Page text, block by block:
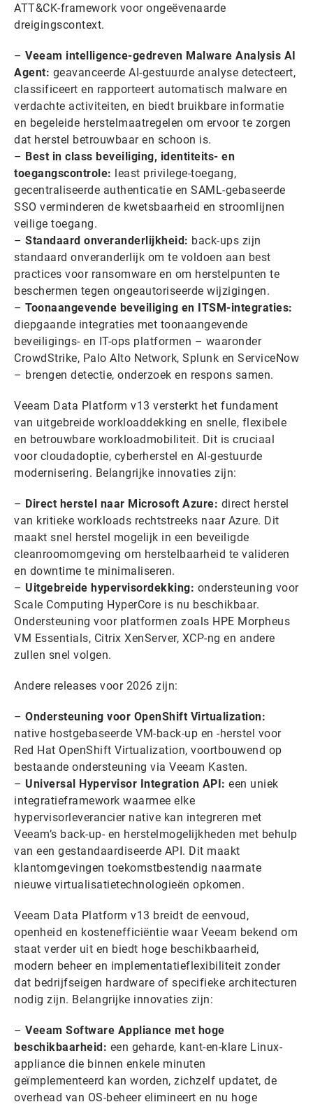
ATT&CK-framework voor ongeëvenaarde
dreigingscontext.
– Veeam intelligence-gedreven Malware Analysis AI
Agent: geavanceerde AI-gestuurde analyse detecteert,
classificeert en rapporteert automatisch malware en
verdachte activiteiten, en biedt bruikbare informatie
en begeleide herstelmaatregelen om ervoor te zorgen
dat herstel betrouwbaar en schoon is.
– Best in class beveiliging, identiteits- en
toegangscontrole: least privilege-toegang,
gecentraliseerde authenticatie en SAML-gebaseerde
SSO verminderen de kwetsbaarheid en stroomlijnen
veilige toegang.
– Standaard onveranderlijkheid: back-ups zijn
standaard onveranderlijk om te voldoen aan best
practices voor ransomware en om herstelpunten te
beschermen tegen ongeautoriseerde wijzigingen.
– Toonaangevende beveiliging en ITSM-integraties:
diepgaande integraties met toonaangevende
beveiligings- en IT-ops platformen – waaronder
CrowdStrike, Palo Alto Network, Splunk en ServiceNow
– brengen detectie, onderzoek en respons samen.
Veeam Data Platform v13 versterkt het fundament
van uitgebreide workloaddekking en snelle, flexibele
en betrouwbare workloadmobiliteit. Dit is cruciaal
voor cloudadoptie, cyberherstel en AI-gestuurde
modernisering. Belangrijke innovaties zijn:
– Direct herstel naar Microsoft Azure: direct herstel
van kritieke workloads rechtstreeks naar Azure. Dit
maakt snel herstel mogelijk in een beveiligde
cleanroomomgeving om herstelbaarheid te valideren
en downtime te minimaliseren.
– Uitgebreide hypervisordekking: ondersteuning voor
Scale Computing HyperCore is nu beschikbaar.
Ondersteuning voor platformen zoals HPE Morpheus
VM Essentials, Citrix XenServer, XCP-ng en andere
zullen snel volgen.
Andere releases voor 2026 zijn:
– Ondersteuning voor OpenShift Virtualization:
native hostgebaseerde VM-back-up en -herstel voor
Red Hat OpenShift Virtualization, voortbouwend op
bestaande ondersteuning via Veeam Kasten.
– Universal Hypervisor Integration API: een uniek
integratieframework waarmee elke
hypervisorleverancier native kan integreren met
Veeam’s back-up- en herstelmogelijkheden met behulp
van een gestandaardiseerde API. Dit maakt
klantomgevingen toekomstbestendig naarmate
nieuwe virtualisatietechnologieën opkomen.
Veeam Data Platform v13 breidt de eenvoud,
openheid en kostenefficiëntie waar Veeam bekend om
staat verder uit en biedt hoge beschikbaarheid,
modern beheer en implementatieflexibiliteit zonder
dat bedrijfseigen hardware of specifieke architecturen
nodig zijn. Belangrijke innovaties zijn:
– Veeam Software Appliance met hoge
beschikbaarheid: een geharde, kant-en-klare Linux-
appliance die binnen enkele minuten
geïmplementeerd kan worden, zichzelf updatet, de
overhead van OS-beheer elimineert en nu hoge